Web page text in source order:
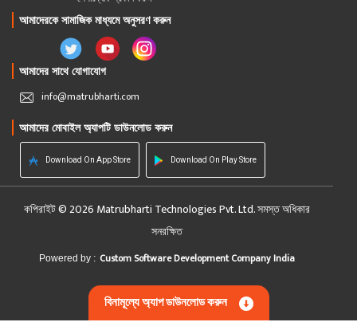
আমাদেরকে সামাজিক মাধ্যমে অনুসরণ করুন
আমাদের সাথে যোগাযোগ
info@matrubharti.com
আমাদের মোবাইল অ্যাপটি ডাউনলোড করুন
Download On App Store Download On Play Store
কপিরাইট © 2026 Matrubharti Technologies Pvt. Ltd. সমস্ত অধিকার
সনরক্ষিত
Powered by : Custom Software Development Company India
বিনামূল্যে অ্যাপ ডাউনলোড করুন